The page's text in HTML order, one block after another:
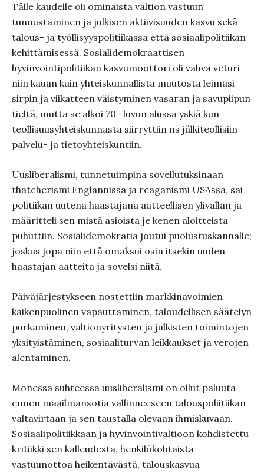
Tälle kaudelle oli ominaista valtion vastuun
tunnustaminen ja julkisen aktiivisuuden kasvu sekä
talous- ja työllisyyspolitiikassa että sosiaalipolitiikan
kehittämisessä. Sosialidemokraattisen
hyvinvointipolitiikan kasvumoottori oli vahva veturi
niin kauan kuin yhteiskunnallista muutosta leimasi
sirpin ja viikatteen väistyminen vasaran ja savupiipun
tieltä, mutta se alkoi 70- luvun alussa yskiä kun
teollisuusyhteiskunnasta siirryttiin ns jälkiteollisiin
palvelu- ja tietoyhteiskuntiin.
Uusliberalismi, tunnetuimpina sovellutuksinaan
thatcherismi Englannissa ja reaganismi USAssa, sai
politiikan uutena haastajana aatteellisen ylivallan ja
määritteli sen mistä asioista je kenen aloitteista
puhuttiin. Sosialidemokratia joutui puolustuskannalle;
joskus jopa niin että omaksui osin itsekin uuden
haastajan aatteita ja sovelsi niitä.
Päiväjärjestykseen nostettiin markkinavoimien
kaikenpuolinen vapauttaminen, taloudellisen säätelyn
purkaminen, valtionyritysten ja julkisten toimintojen
yksityistäminen, sosiaaliturvan leikkaukset ja verojen
alentaminen.
Monessa suhteessa uusliberalismi on ollut paluuta
ennen maailmansotia vallinneeseen talouspoliitiikan
valtavirtaan ja sen taustalla olevaan ihmiskuvaan.
Sosiaalipolitiikkaan ja hyvinvointivaltioon kohdistettu
kritiikki sen kalleudesta, henkilökohtaista
vastuunottoa heikentävästä, talouskasvua